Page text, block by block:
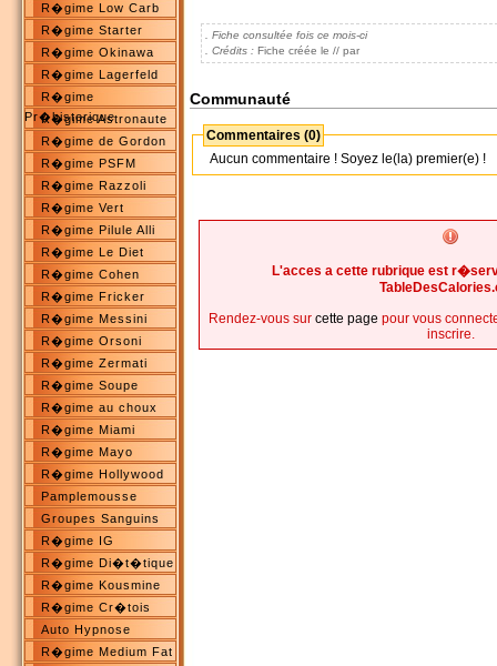
R�gime Low Carb
R�gime Starter
R�gime Okinawa
R�gime Lagerfeld
R�gime
Pr�historique
R�gime Astronaute
R�gime de Gordon
R�gime PSFM
R�gime Razzoli
R�gime Vert
R�gime Pilule Alli
R�gime Le Diet
R�gime Cohen
R�gime Fricker
R�gime Messini
R�gime Orsoni
R�gime Zermati
R�gime Soupe
R�gime au choux
R�gime Miami
R�gime Mayo
R�gime Hollywood
Pamplemousse
Groupes Sanguins
R�gime IG
R�gime Di�t�tique
R�gime Kousmine
R�gime Cr�tois
Auto Hypnose
R�gime Medium Fat
. Fiche consultée fois ce mois-ci
. Crédits :Fiche créée le // par
Communauté
Commentaires (0)
Aucun commentaire ! Soyez le(la) premier(e) !
L'acces a cette rubrique est
Rendez-vous sur cette page pour vous
inscrire.